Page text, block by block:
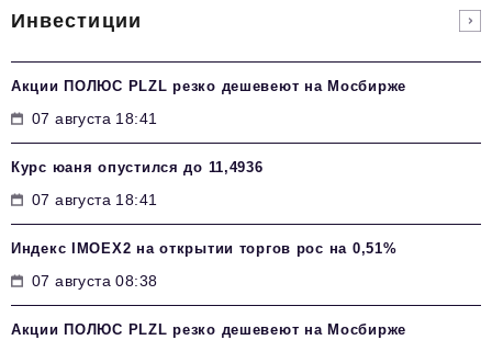
Инвестиции
Акции ПОЛЮС PLZL резко дешевеют на Мосбирже
07 августа 18:41
Курс юаня опустился до 11,4936
07 августа 18:41
Индекс IMOEX2 на открытии торгов рос на 0,51%
07 августа 08:38
Акции ПОЛЮС PLZL резко дешевеют на Мосбирже